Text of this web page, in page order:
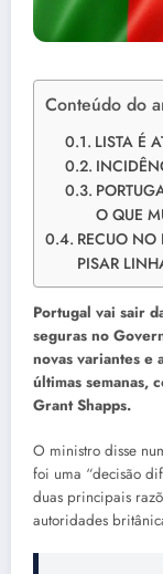
Conteúdo do
LISTA É
O QUE
RECUO NO
PISAR
Portugal vai sair
seguras no
novas variantes e
últimas semanas,
Grant Shapps.
O ministro disse
foi uma “decisão
duas principais
autoridades